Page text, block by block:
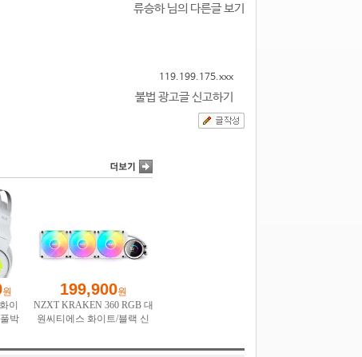
류승하 님의 다른글 보기
119.199.175.xxx
불법 광고글 신고하기